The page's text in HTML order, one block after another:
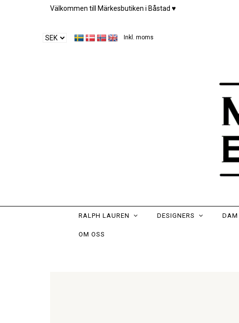
Välkommen till Märkesbutiken i Båstad ♥︎
Inkl. moms
RALPH LAUREN DESIGNERS DAM
OM OSS